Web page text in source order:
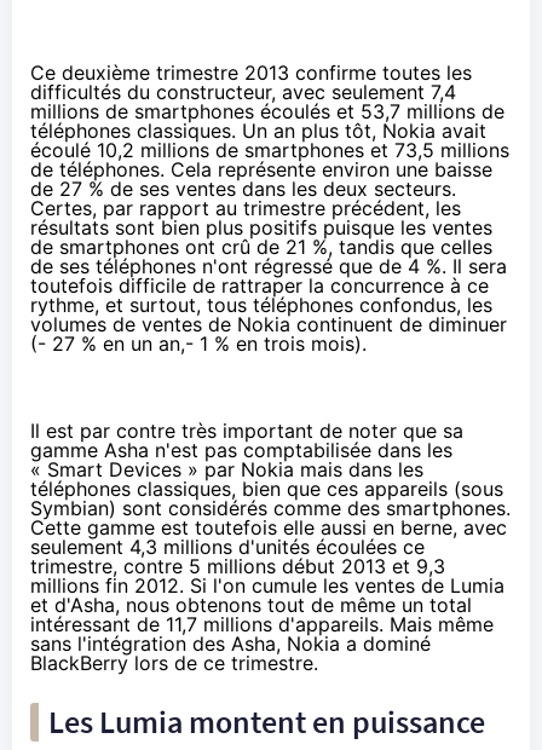
Ce deuxième trimestre 2013 confirme toutes les
difficultés du constructeur, avec seulement 7,4
millions de smartphones écoulés et 53,7 millions de
téléphones classiques. Un an plus tôt, Nokia avait
écoulé 10,2 millions de smartphones et 73,5 millions
de téléphones. Cela représente environ une baisse
de 27 % de ses ventes dans les deux secteurs.
Certes, par rapport au trimestre précédent, les
résultats sont bien plus positifs puisque les ventes
de smartphones ont crû de 21 %, tandis que celles
de ses téléphones n'ont régressé que de 4 %. Il sera
toutefois difficile de rattraper la concurrence à ce
rythme, et surtout, tous téléphones confondus, les
volumes de ventes de Nokia continuent de diminuer
(- 27 % en un an,- 1 % en trois mois).
Il est par contre très important de noter que sa
gamme Asha n'est pas comptabilisée dans les
« Smart Devices » par Nokia mais dans les
téléphones classiques, bien que ces appareils (sous
Symbian) sont considérés comme des smartphones.
Cette gamme est toutefois elle aussi en berne, avec
seulement 4,3 millions d'unités écoulées ce
trimestre, contre 5 millions début 2013 et 9,3
millions fin 2012. Si l'on cumule les ventes de Lumia
et d'Asha, nous obtenons tout de même un total
intéressant de 11,7 millions d'appareils. Mais même
sans l'intégration des Asha, Nokia a dominé
BlackBerry lors de ce trimestre.
Les Lumia montent en puissance